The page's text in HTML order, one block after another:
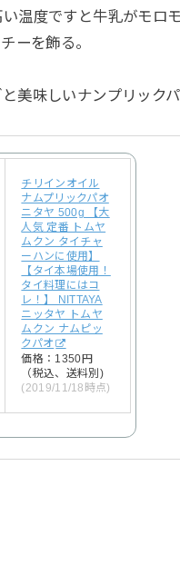
温度ですと牛乳がモロ
ーを飾る。
美味しいナンプリック
チリインオイル
ナムプリックパオ
ニタヤ 500g 【大
人気 定番 トムヤ
ムクン タイチャ
ーハンに使用】
【タイ本場使用！
タイ料理にはコ
レ！】 NITTAYA
ニッタヤ トムヤ
ムクン ナムピッ
クパオ
価格：1350円
（税込、送料別)
(2019/11/18時点)